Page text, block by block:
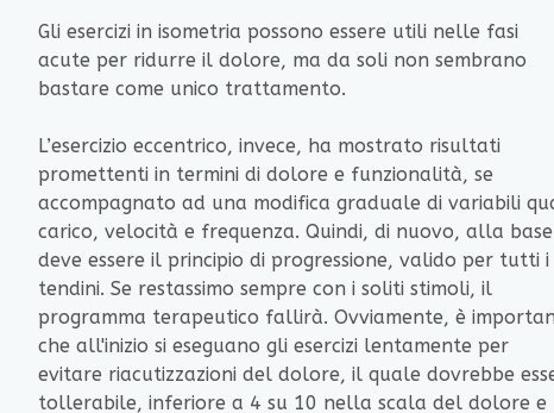
Gli esercizi in isometria possono essere utili nelle fasi
acute per ridurre il dolore, ma da soli non sembrano
bastare come unico trattamento.
L’esercizio eccentrico, invece, ha mostrato risultati
promettenti in termini di dolore e funzionalità, se
accompagnato ad una modifica graduale di variabili
carico, velocità e frequenza. Quindi, di nuovo, alla
deve essere il principio di progressione, valido per tutti i
tendini. Se restassimo sempre con i soliti stimoli, il
programma terapeutico fallirà. Ovviamente, è
che all'inizio si eseguano gli esercizi lentamente per
evitare riacutizzazioni del dolore, il quale dovrebbe
tollerabile, inferiore a 4 su 10 nella scala del dolore e